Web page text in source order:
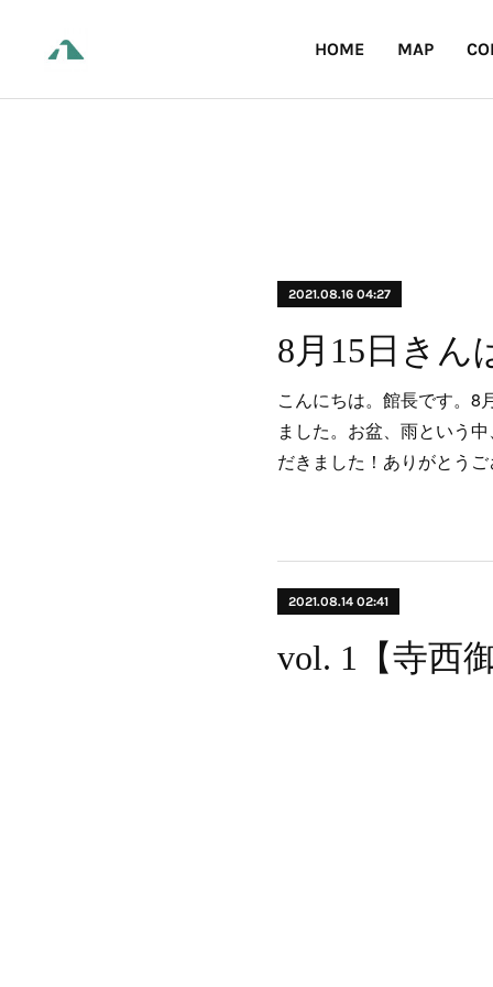
HOME MAP
2021.08.16 04:27
8月15日きん
こんにちは。館長です。8
ました。お盆、雨という
だきました！ありがとう
2021.08.14 02:41
vol. 1【寺西